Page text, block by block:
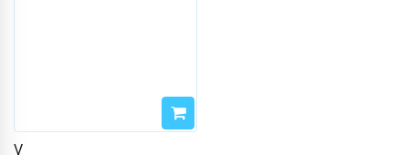
VINNÄSET